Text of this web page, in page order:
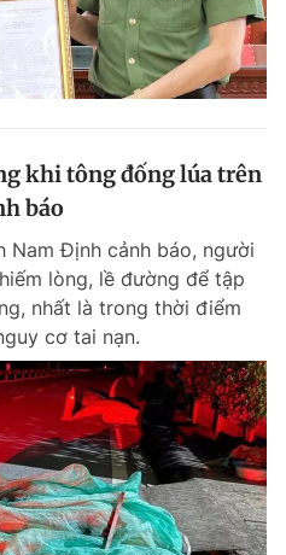
khi tông đống lúa trên
báo
Nam Định cảnh báo, người
lòng, lề đường để tập
nhất là trong thời điểm
cơ tai nạn.